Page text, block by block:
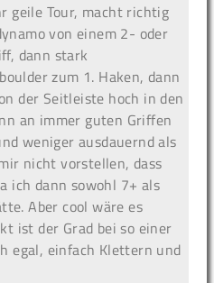
geile Tour, macht richtig
von einem 2- oder
dann stark
zum 1. Haken, dann
der Seitleiste hoch in den
an immer guten Griffen
weniger ausdauernd als
nicht vorstellen, dass
ich dann sowohl 7+ als
Aber cool wäre es
ist der Grad bei so einer
egal, einfach Klettern und